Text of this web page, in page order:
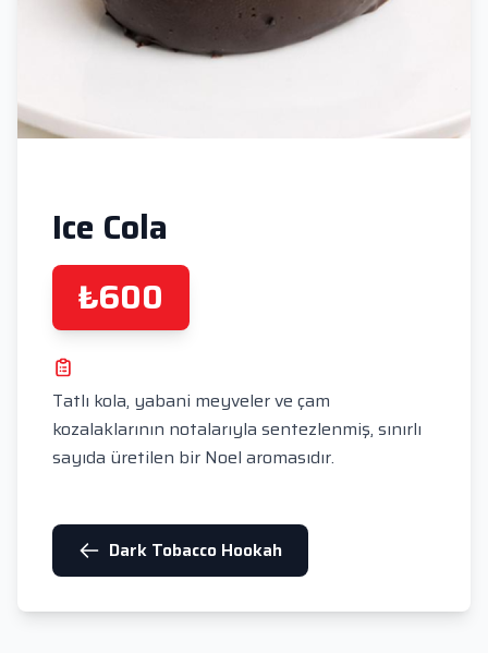
Ice Cola
₺600
Tatlı kola, yabani meyveler ve çam
kozalaklarının notalarıyla sentezlenmiş, sınırlı
sayıda üretilen bir Noel aromasıdır.
Dark Tobacco Hookah